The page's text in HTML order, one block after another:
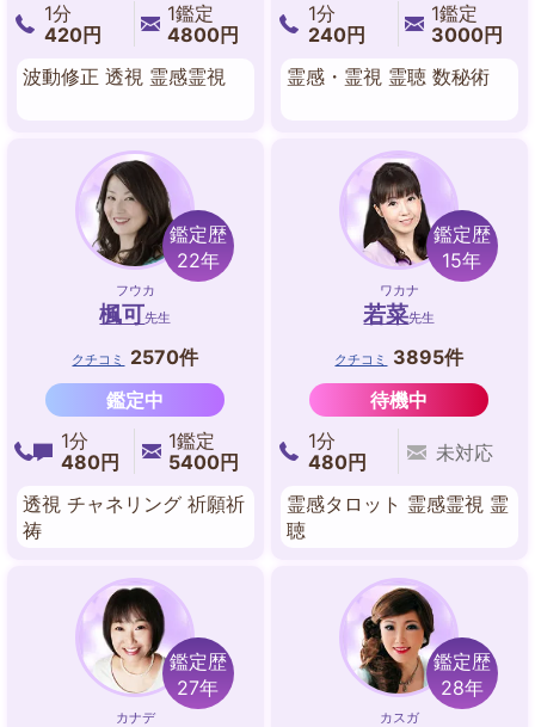
1分
420円
1鑑定
4800円
波動修正 透視 霊感霊視
1分
240円
1鑑定
3000円
霊感・霊視 霊聴 数秘術
鑑定歴
22年
フウカ
楓可先生
クチコミ
2570件
鑑定中
1分
480円
1鑑定
5400円
透視 チャネリング 祈願祈
祷
鑑定歴
15年
ワカナ
若菜先生
クチコミ
3895件
待機中
1分
480円
未対応
霊感タロット 霊感霊視 霊
聴
鑑定歴
27年
カナデ
鑑定歴
28年
カスガ